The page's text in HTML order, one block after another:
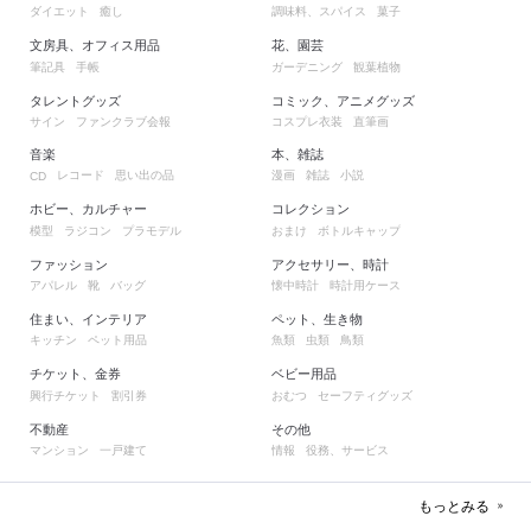
ダイエット 癒し
文房具、オフィス用品
筆記具 手帳
タレントグッズ
サイン ファンクラブ会報
調味料、スパイス 菓子
花、園芸
ガーデニング 観葉植物
コミック、アニメグッズ
コスプレ衣装 直筆画
音楽
CD レコード 思い出の品
ホビー、カルチャー
模型 ラジコン プラモデル
ファッション
アパレル 靴 バッグ
住まい、インテリア
キッチン ペット用品
チケット、金券
興行チケット 割引券
不動産
マンション 一戸建て
本、雑誌
漫画 雑誌 小説
コレクション
おまけ ボトルキャップ
アクセサリー、時計
懐中時計 時計用ケース
ペット、生き物
魚類 虫類 鳥類
ベビー用品
おむつ セーフティグッズ
その他
情報 役務、サービス
もっとみる